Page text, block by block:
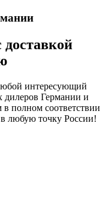
доставкой
интересующий
Германии и
полном соответствии
любую точку России!